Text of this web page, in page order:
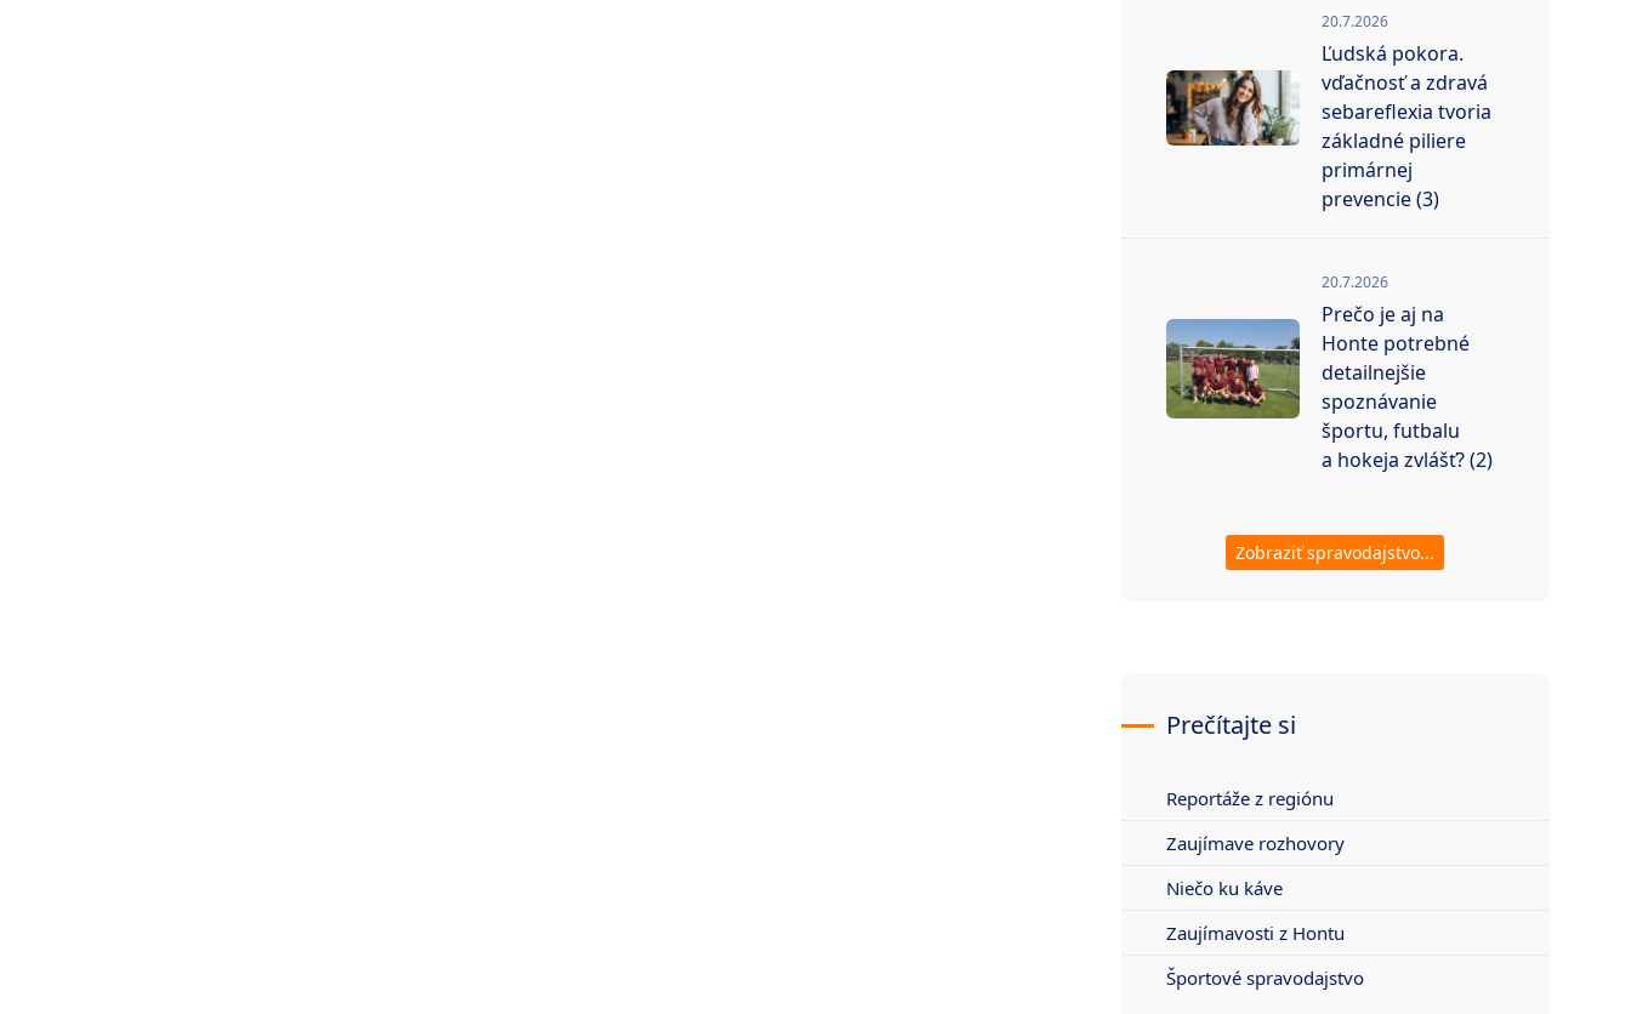
20.7.2026
Ľudská pokora.
vďačnosť a zdravá
sebareflexia tvoria
základné piliere
primárnej
prevencie (3)
20.7.2026
Prečo je aj na
Honte potrebné
detailnejšie
spoznávanie
športu, futbalu
a hokeja zvlášť? (2)
Zobraziť spravodajstvo...
Prečítajte si
Reportáže z regiónu
Zaujímave rozhovory
Niečo ku káve
Zaujímavosti z Hontu
Športové spravodajstvo